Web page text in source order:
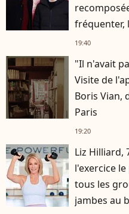
fréquenter,
19:40
"Il n'avait
Visite de
Boris Vian,
Paris
19:20
Liz Hilliard,
l'exercice
tous les
jambes au